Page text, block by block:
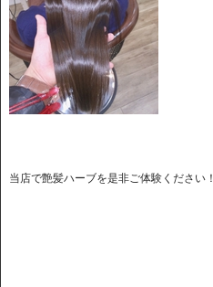
当店で艶髪ハーブを是非ご体験ください！